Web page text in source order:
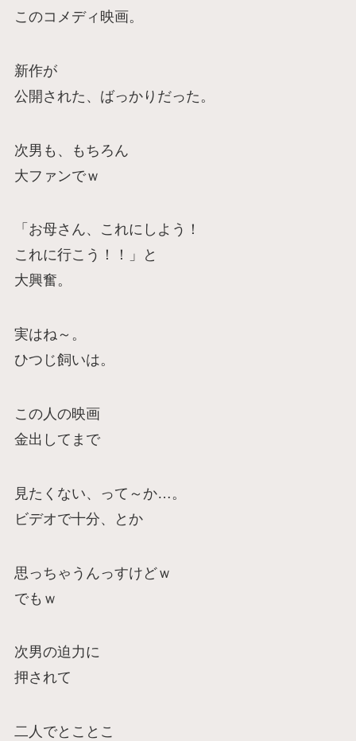
このコメディ映画。
新作が
公開された、ばっかりだった。
次男も、もちろん
大ファンでｗ
「お母さん、これにしよう！
これに行こう！！」と
大興奮。
実はね～。
ひつじ飼いは。
この人の映画
金出してまで
見たくない、って～か…。
ビデオで十分、とか
思っちゃうんっすけどｗ
でもｗ
次男の迫力に
押されて
二人でとことこ